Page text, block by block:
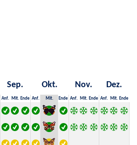
Sep. Okt. Nov. Dez.
Anf. Mit. Ende Anf. Mit. Ende Anf. Mit. Ende Anf. Mit. Ende